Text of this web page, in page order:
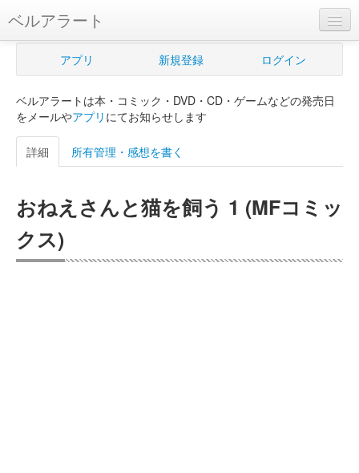
ベルアラート
ベルアラートとは
新規登録
ログイン
購入管理
Myシェルフ
アプリ 新規登録 ログイン
ベルアラートは本・コミック・DVD・CD・ゲームなどの発売日
をメールやアプリ にてお知らせします
詳細 所有管理・感想を書く
おねえさんと猫を飼う 1 (MFコミッ
クス)